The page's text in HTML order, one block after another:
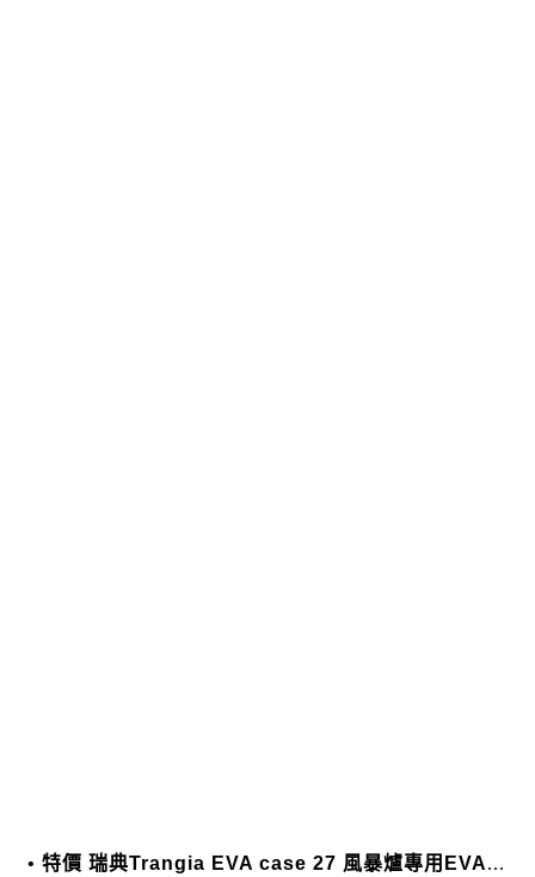
特價 瑞典Trangia EVA case 27 風暴爐專用EVA 防護外盒(小)-黑